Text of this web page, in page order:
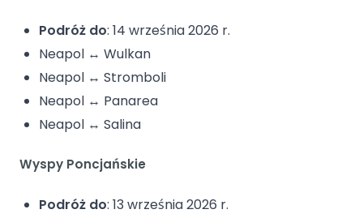
Podróż do: 14 września 2026 r.
Neapol ↔ Wulkan
Neapol ↔ Stromboli
Neapol ↔ Panarea
Neapol ↔ Salina
Wyspy Poncjańskie
Podróż do: 13 września 2026 r.